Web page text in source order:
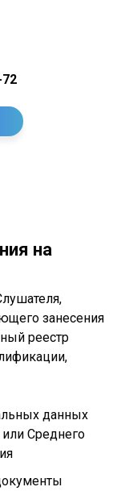
на
занесения
реестр
данных
Среднего